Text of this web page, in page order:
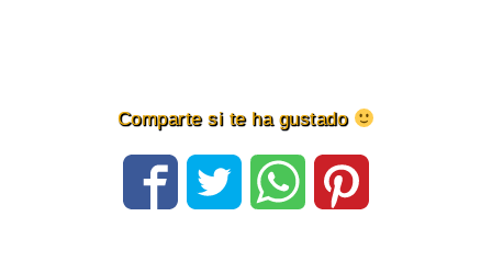
Comparte si te ha gustado